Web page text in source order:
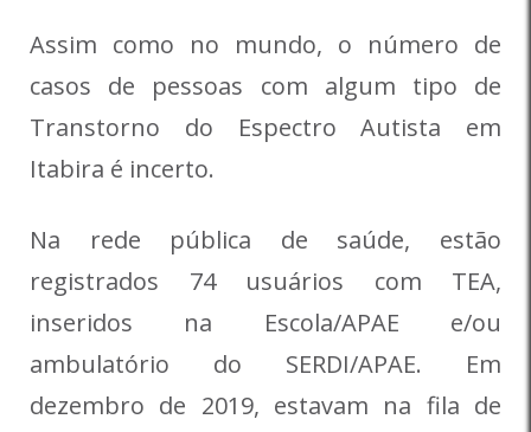
Assim como no mundo, o número de
casos de pessoas com algum tipo de
Transtorno do Espectro Autista em
Itabira é incerto.
Na rede pública de saúde, estão
registrados 74 usuários com TEA,
inseridos na Escola/APAE e/ou
ambulatório do SERDI/APAE. Em
dezembro de 2019, estavam na fila de